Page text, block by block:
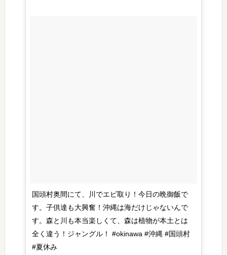
国頭村奥間にて、川でエビ取り！今日の晩御飯で
す。子供達も大興奮！沖縄は海だけじゃないんで
す。森と川も本当楽しくて、森は植物が本土とは
全く違う！ジャングル！ #okinawa #沖縄 #国頭村
#夏休み